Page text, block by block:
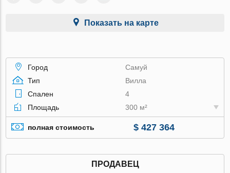
Показать на карте
Город
Самуй
Тип
Вилла
Спален
4
Площадь
300 м²
полная стоимость $ 427 364
ПРОДАВЕЦ